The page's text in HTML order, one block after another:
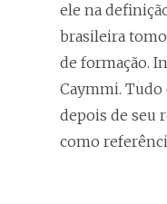
ele na
brasileira
de formação.
Caymmi. Tudo
depois de seu
como